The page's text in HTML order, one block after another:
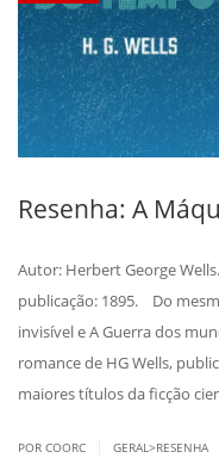
Resenha: A
Autor: Herbert George
publicação: 1895. Do
invisível e A Guerra dos
romance de HG Wells,
maiores títulos da ficção
POR COORC GERAL>RESENHA